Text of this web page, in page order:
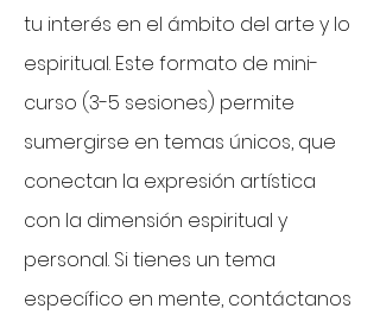
tu interés en el ámbito del arte y lo
espiritual. Este formato de mini-
curso (3-5 sesiones) permite
sumergirse en temas únicos, que
conectan la expresión artística
con la dimensión espiritual y
personal. Si tienes un tema
específico en mente, contáctanos